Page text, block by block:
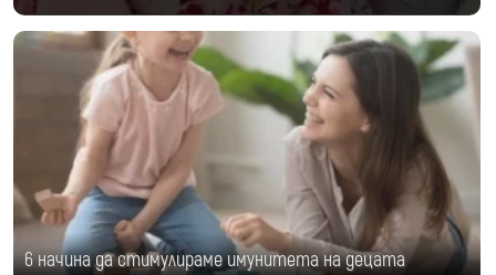
6 начина да стимулираме имунитета на децата